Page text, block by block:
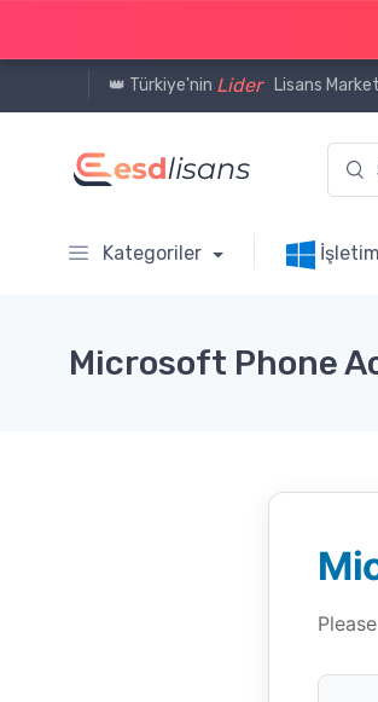
👑 Türkiye'nin Lider Lisans
Kategoriler
Microsoft Phone